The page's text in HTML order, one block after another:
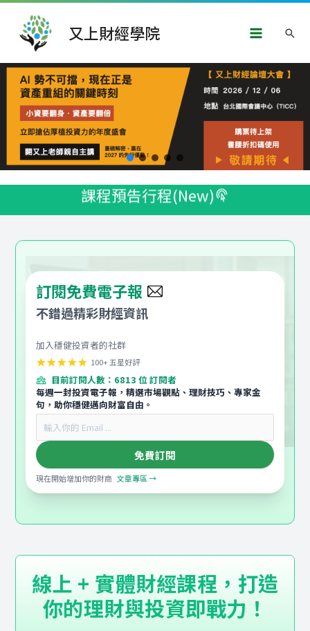
跳
內
又上財經學院
Menu搜
課程預告行程(New)
訂閱免費電子報
不錯過精彩財經資訊
加入穩健投資者的社群
★★★★★ 100+ 五星好評
目前訂閱人數：6813 位訂閱者
每週一封投資電子報，精選市場觀點、理財技巧、專家金
句，助你穩健邁向財富自由。
免費訂閱
現在開始增加你的財商 文章專區 →
線上 + 實體財經課程，打造
你的理財與投資即戰力！